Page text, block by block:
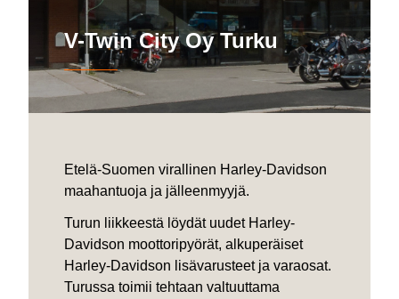
V-Twin City Oy Turku
Etelä-Suomen virallinen Harley-Davidson
maahantuoja ja jälleenmyyjä.
Turun liikkeestä löydät uudet Harley-
Davidson moottoripyörät, alkuperäiset
Harley-Davidson lisävarusteet ja varaosat.
Turussa toimii tehtaan valtuuttama